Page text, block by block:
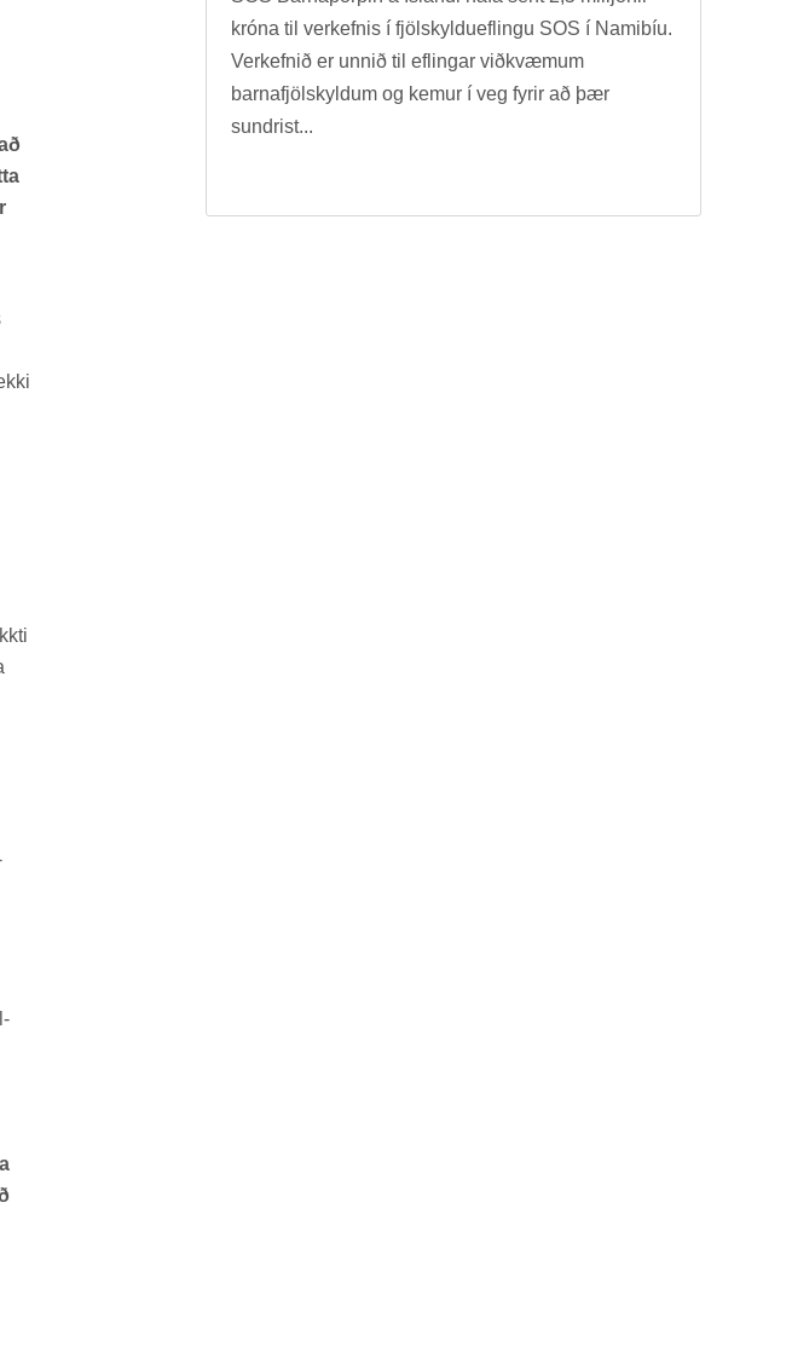
króna til verk­efn­is í fjöl­skyldu­efl­ingu SOS í Namib­íu.
Verk­efn­ið er unn­ið til efl­ing­ar við­kvæm­um
barna­fjöl­skyld­um og kem­ur í veg fyr­ir að þær
sundrist...